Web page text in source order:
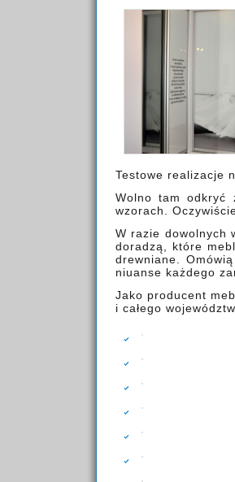
Testowe realizacje
Wolno tam odkryć
wzorach.
W razie dowolnych
doradzą, które
drewniane.
niuanse każdego
Jako producent
i całego